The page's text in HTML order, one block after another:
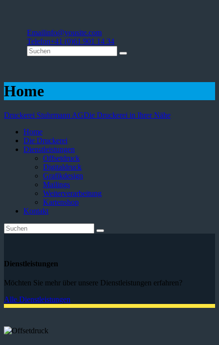
Emailinfo@yousite.com
Telefon+41 (0)61 901 14 34
Home
Druckerei Stuhrmann AGDie Druckerei in Ihrer Nähe
Home
Die Druckerei
Dienstleistungen
Offsetdruck
Digitaldruck
Grafikdesign
Mailings
Weiterverarbeitung
Kartenshop
Kontakt
Dienstleistungen
Möchten Sie mehr über unsere Dienstleistungen erfahren?
Alle Dienstleistungen